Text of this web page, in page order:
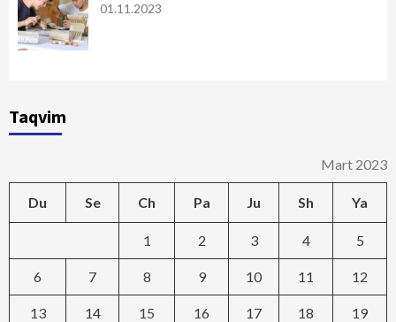
01.11.2023
Taqvim
Mart 2023
Du Se Ch Pa Ju Sh Ya
1 2 3 4 5
6 7 8 9 10 11 12
13 14 15 16 17 18 19